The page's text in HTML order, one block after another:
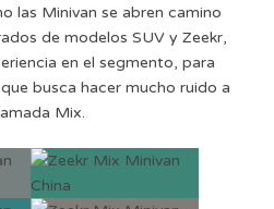
las Minivan se abren camino
de modelos SUV y Zeekr,
en el segmento, para
busca hacer mucho ruido a
Mix.